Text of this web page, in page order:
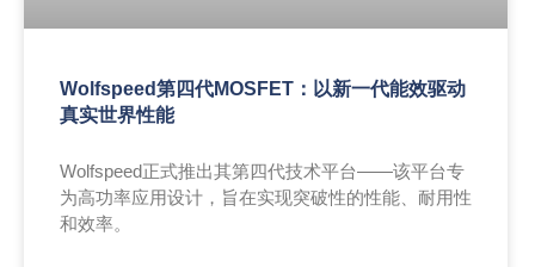
Wolfspeed第四代MOSFET：以新一代能效驱动
真实世界性能
Wolfspeed正式推出其第四代技术平台——该平台专
为高功率应用设计，旨在实现突破性的性能、耐用性
和效率。